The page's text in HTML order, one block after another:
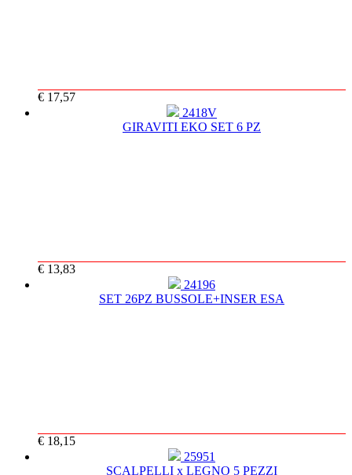
€ 17,57
2418V
GIRAVITI EKO SET 6 PZ
€ 13,83
24196
SET 26PZ BUSSOLE+INSER ESA
€ 18,15
25951
SCALPELLI x LEGNO 5 PEZZI